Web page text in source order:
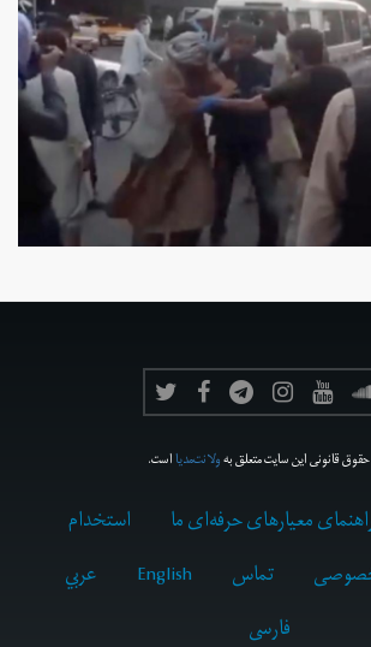
قانونی این سایت متعلق بهولانت‌مدیااست.
معیارهای حرفه‌ای ما
استخدام
تماس English
عربي
فارسى